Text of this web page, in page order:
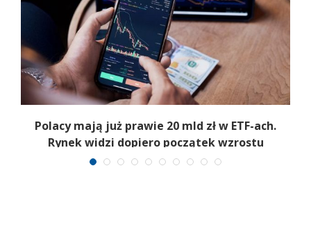
Polacy mają już prawie 20 mld zł w ETF-ach.
Rynek widzi dopiero początek wzrostu